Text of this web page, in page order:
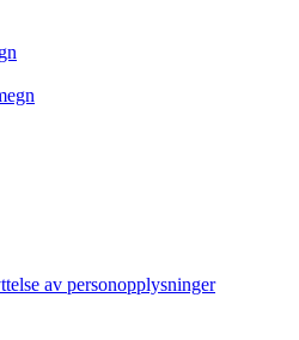
av personopplysninger